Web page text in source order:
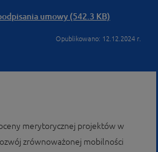
umowy (542.3 KB)
Opublikowano: 12.12.2024 r.
merytorycznej projektów w
zrównoważonej mobilności